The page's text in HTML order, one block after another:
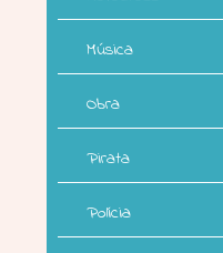
Música
Obra
Pirata
Polícia